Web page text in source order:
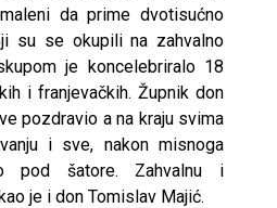
da prime dvotisućno
su se okupili na zahvalno
je koncelebriralo 18
i franjevačkih. Župnik don
pozdravio a na kraju svima
i sve, nakon misnoga
pod šatore. Zahvalnu i
je i don Tomislav Majić.